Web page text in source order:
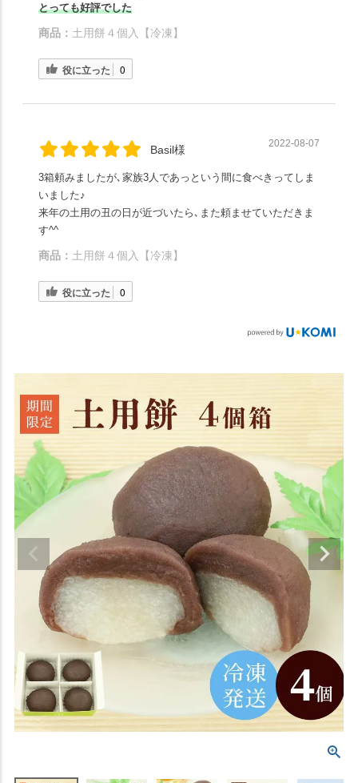
とっても好評でした
商品： 土用餅４個入【冷凍】
役に立った 0
Basil様 2022-08-07
3箱頼みましたが､家族3人であっという間に食べきってしま
いました♪
来年の土用の丑の日が近づいたら､また頼ませていただきま
す^^
商品： 土用餅４個入【冷凍】
役に立った 0